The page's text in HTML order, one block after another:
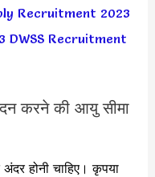
Recruitment 2023
DWSS Recruitment
करने की आयु सीमा
होनी चाहिए। कृपया